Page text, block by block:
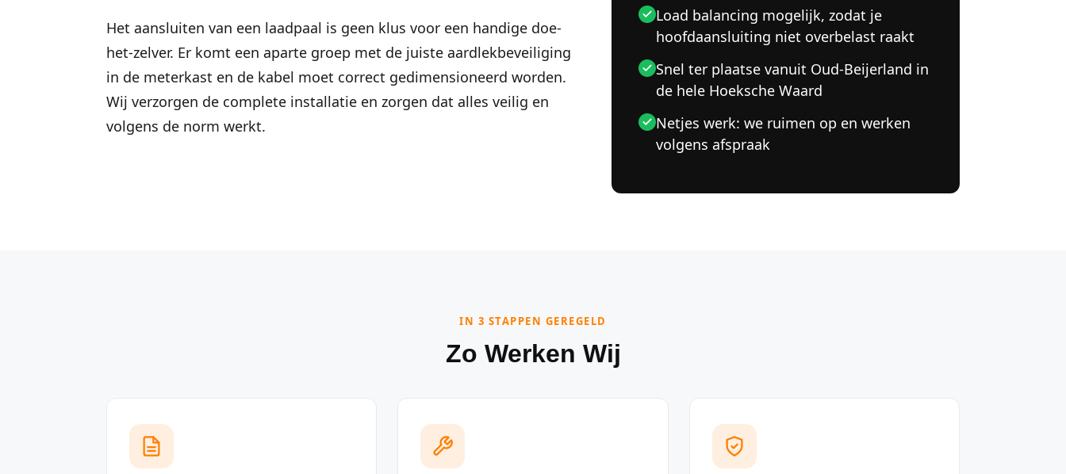
Het aansluiten van een laadpaal is geen klus voor een handige doe-
het-zelver. Er komt een aparte groep met de juiste aardlekbeveiliging
in de meterkast en de kabel moet correct gedimensioneerd worden.
Wij verzorgen de complete installatie en zorgen dat alles veilig en
volgens de norm werkt.
Load balancing mogelijk, zodat je
hoofdaansluiting niet overbelast raakt
Snel ter plaatse vanuit Oud-Beijerland in
de hele Hoeksche Waard
Netjes werk: we ruimen op en werken
volgens afspraak
IN 3 STAPPEN GEREGELD
Zo Werken Wij